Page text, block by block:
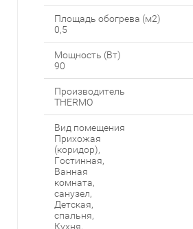
Площадь обогрева (м2)
0,5
Мощность (Вт)
90
Производитель
THERMO
Вид помещения
Прихожая
(коридор),
Гостинная,
Ванная
комната,
санузел,
Детская,
спальня,
Кухня,